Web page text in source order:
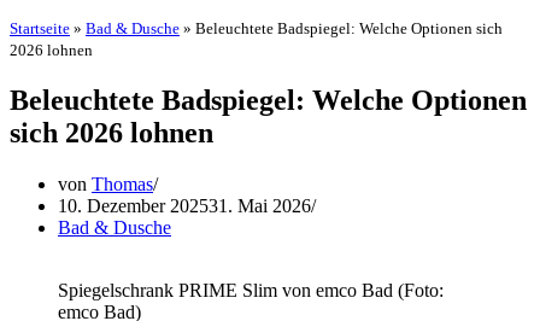
Startseite » Bad & Dusche » Beleuchtete Badspiegel: Welche Optionen sich
2026 lohnen
Beleuchtete Badspiegel: Welche Optionen
sich 2026 lohnen
von Thomas
10. Dezember 202531. Mai 2026
Bad & Dusche
Spiegelschrank PRIME Slim von emco Bad (Foto:
emco Bad)